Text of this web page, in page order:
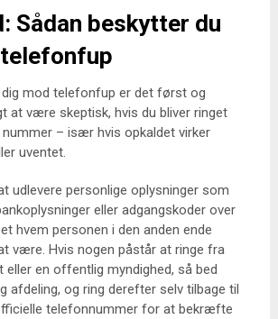
Sådan beskytter du
mod telefonfup er det først og
at være skeptisk, hvis du bliver ringet
– især hvis opkaldet virker
uventet.
udlevere personlige oplysninger som
eller adgangskoder over
hvem personen i den anden ende
være. Hvis nogen påstår at ringe fra
eller en offentlig myndighed, så bed
afdeling, og ring derefter selv tilbage til
telefonnummer for at bekræfte